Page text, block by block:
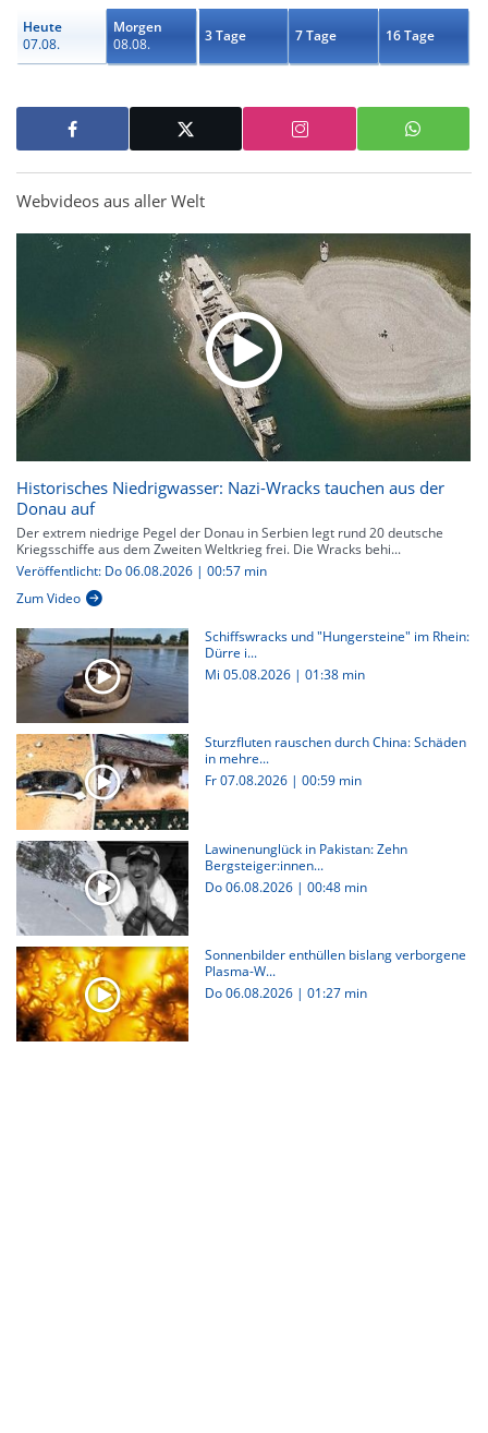
Heute
07.08.
Morgen
08.08.
3 Tage 7 Tage 16 Tage
Webvideos aus aller Welt
Historisches Niedrigwasser: Nazi-Wracks tauchen aus der
Donau auf
Der extrem niedrige Pegel der Donau in Serbien legt rund 20 deutsche
Kriegsschiffe aus dem Zweiten Weltkrieg frei. Die Wracks behi...
Veröffentlicht: Do 06.08.2026 | 00:57 min
Zum Video
Schiffswracks und "Hungersteine" im Rhein:
Dürre i...
Mi 05.08.2026 | 01:38 min
Sturzfluten rauschen durch China: Schäden
in mehre...
Fr 07.08.2026 | 00:59 min
Lawinenunglück in Pakistan: Zehn
Bergsteiger:innen...
Do 06.08.2026 | 00:48 min
Sonnenbilder enthüllen bislang verborgene
Plasma-W...
Do 06.08.2026 | 01:27 min